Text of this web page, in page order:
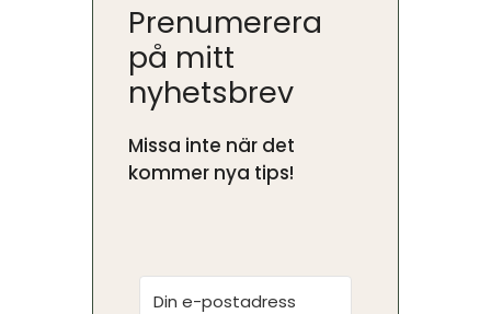
Prenumerera
på mitt
nyhetsbrev
Missa inte när det
kommer nya tips!